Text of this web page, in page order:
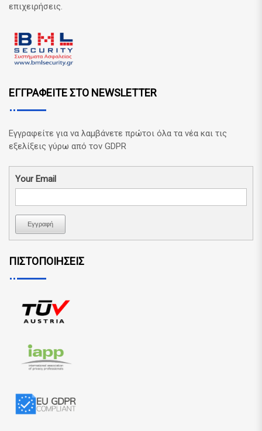
επιχειρήσεις.
ΕΓΓΡΑΦΕΙΤΕ ΣΤΟ NEWSLETTER
Εγγραφείτε για να λαμβάνετε πρώτοι όλα τα νέα και τις
εξελίξεις γύρω από τον GDPR
Your Email
Εγγραφή
ΠΙΣΤΟΠΟΙΗΣΕΙΣ